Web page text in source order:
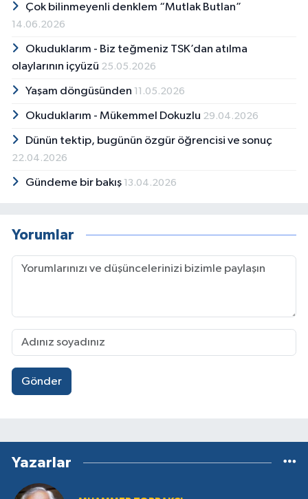
Çok bilinmeyenli denklem “Mutlak Butlan”
14.06.2026
Okuduklarım - Biz teğmeniz TSK’dan atılma
olaylarının içyüzü 25.05.2026
Yaşam döngüsünden 11.05.2026
Okuduklarım - Mükemmel Dokuzlu 29.04.2026
Dünün tektip, bugünün özgür öğrencisi ve sonuç
22.04.2026
Gündeme bir bakış 13.04.2026
Yorumlar
Gönder
Yazarlar